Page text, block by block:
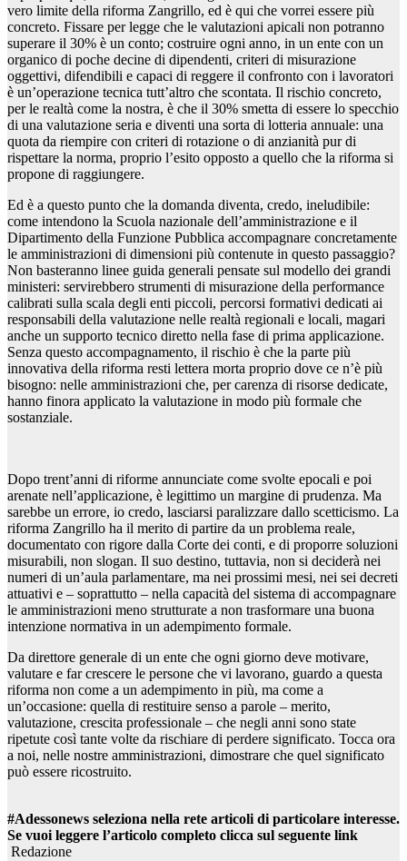
vero limite della riforma Zangrillo, ed è qui che vorrei essere più
concreto. Fissare per legge che le valutazioni apicali non potranno
superare il 30% è un conto; costruire ogni anno, in un ente con un
organico di poche decine di dipendenti, criteri di misurazione
oggettivi, difendibili e capaci di reggere il confronto con i lavoratori
è un’operazione tecnica tutt’altro che scontata. Il rischio concreto,
per le realtà come la nostra, è che il 30% smetta di essere lo specchio
di una valutazione seria e diventi una sorta di lotteria annuale: una
quota da riempire con criteri di rotazione o di anzianità pur di
rispettare la norma, proprio l’esito opposto a quello che la riforma si
propone di raggiungere.
Ed è a questo punto che la domanda diventa, credo, ineludibile:
come intendono la Scuola nazionale dell’amministrazione e il
Dipartimento della Funzione Pubblica accompagnare concretamente
le amministrazioni di dimensioni più contenute in questo passaggio?
Non basteranno linee guida generali pensate sul modello dei grandi
ministeri: servirebbero strumenti di misurazione della performance
calibrati sulla scala degli enti piccoli, percorsi formativi dedicati ai
responsabili della valutazione nelle realtà regionali e locali, magari
anche un supporto tecnico diretto nella fase di prima applicazione.
Senza questo accompagnamento, il rischio è che la parte più
innovativa della riforma resti lettera morta proprio dove ce n’è più
bisogno: nelle amministrazioni che, per carenza di risorse dedicate,
hanno finora applicato la valutazione in modo più formale che
sostanziale.
Dopo trent’anni di riforme annunciate come svolte epocali e poi
arenate nell’applicazione, è legittimo un margine di prudenza. Ma
sarebbe un errore, io credo, lasciarsi paralizzare dallo scetticismo. La
riforma Zangrillo ha il merito di partire da un problema reale,
documentato con rigore dalla Corte dei conti, e di proporre soluzioni
misurabili, non slogan. Il suo destino, tuttavia, non si deciderà nei
numeri di un’aula parlamentare, ma nei prossimi mesi, nei sei decreti
attuativi e – soprattutto – nella capacità del sistema di accompagnare
le amministrazioni meno strutturate a non trasformare una buona
intenzione normativa in un adempimento formale.
Da direttore generale di un ente che ogni giorno deve motivare,
valutare e far crescere le persone che vi lavorano, guardo a questa
riforma non come a un adempimento in più, ma come a
un’occasione: quella di restituire senso a parole – merito,
valutazione, crescita professionale – che negli anni sono state
ripetute così tante volte da rischiare di perdere significato. Tocca ora
a noi, nelle nostre amministrazioni, dimostrare che quel significato
può essere ricostruito.
#Adessonews seleziona nella rete articoli di particolare interesse.
Se vuoi leggere l’articolo completo clicca sul seguente link
Redazione